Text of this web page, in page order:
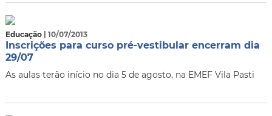
Educação | 10/07/2013
Inscrições para curso pré-vestibular encerram dia
29/07
As aulas terão início no dia 5 de agosto, na EMEF Vila Pasti